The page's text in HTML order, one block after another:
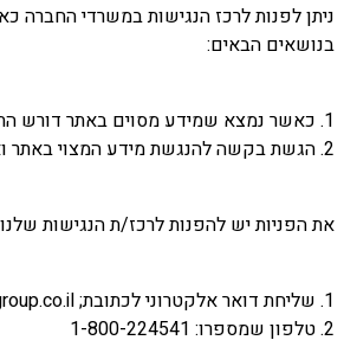
ניתן לפנות לרכז הנגישות במשרדי החברה
בנושאים הבאים:
1. כאשר נמצא שמידע מסוים באתר דורש התאמות נגישות נוספות;
2. הגשת בקשה להנגשת מידע המצוי באתר ואינו מחויב בהנגשה.
את הפניות יש להפנות לרכז/ת הנגישות
1. שליחת דואר אלקטרוני לכתובת; yuval@isa-group.co.il
2. טלפון שמספרו: 1-800-224541